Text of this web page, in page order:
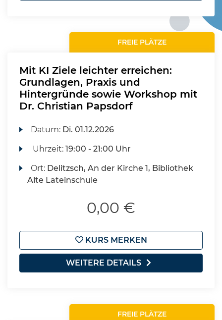
FREIE PLÄTZE
Mit KI Ziele leichter erreichen:
Grundlagen, Praxis und
Hintergründe sowie Workshop mit
Dr. Christian Papsdorf
Datum: Di. 01.12.2026
Uhrzeit:19:00 - 21:00 Uhr
Ort: Delitzsch, An der Kirche 1, Bibliothek
Alte Lateinschule
0,00 €
KURS MERKEN
WEITERE DETAILS
FREIE PLÄTZE